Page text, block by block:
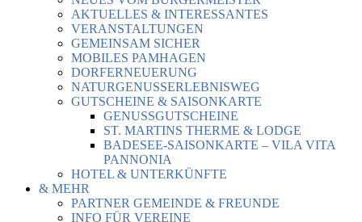
AKTUELLES & INTERESSANTES
VERANSTALTUNGEN
GEMEINSAM SICHER
MOBILES PAMHAGEN
DORFERNEUERUNG
NATURGENUSSERLEBNISWEG
GUTSCHEINE & SAISONKARTE
GENUSSGUTSCHEINE
ST. MARTINS THERME & LODGE
BADESEE-SAISONKARTE – VILA VITA
PANNONIA
HOTEL & UNTERKÜNFTE
& MEHR
PARTNER GEMEINDE & FREUNDE
INFO FÜR VEREINE